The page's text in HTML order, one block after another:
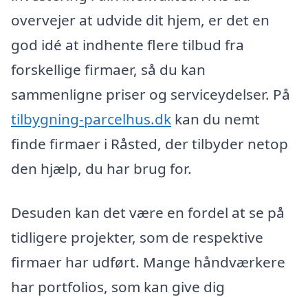
overvejer at udvide dit hjem, er det en
god idé at indhente flere tilbud fra
forskellige firmaer, så du kan
sammenligne priser og serviceydelser. På
tilbygning-parcelhus.dk kan du nemt
finde firmaer i Råsted, der tilbyder netop
den hjælp, du har brug for.
Desuden kan det være en fordel at se på
tidligere projekter, som de respektive
firmaer har udført. Mange håndværkere
har portfolios, som kan give dig